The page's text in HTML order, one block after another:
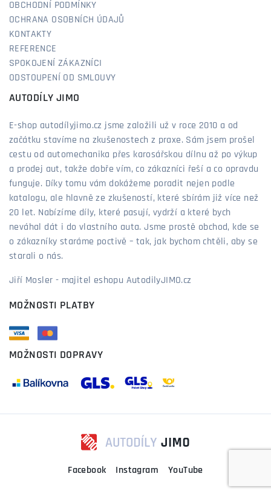
OBCHODNÍ PODMÍNKY
OCHRANA OSOBNÍCH ÚDAJŮ
KONTAKTY
REFERENCE
SPOKOJENÍ ZÁKAZNÍCI
ODSTOUPENÍ OD SMLOUVY
AUTODÍLY JIMO
E-shop autodílyjimo.cz jsme založili už v roce 2010 a od
začátku stavíme na zkušenostech z praxe. Sám jsem prošel
cestu od automechanika přes karosářskou dílnu až po výkup
a prodej aut, takže dobře vím, co zákazníci řeší a co opravdu
funguje. Díky tomu vám dokážeme poradit nejen podle
katalogu, ale hlavně ze zkušeností, které sbírám již více než
20 let. Nabízíme díly, které pasují, vydrží a které bych
neváhal dát i do vlastního auta. Jsme prostě obchod, kde se
o zákazníky staráme poctivě – tak, jak bychom chtěli, aby se
starali o nás.
Jiří Mosler - majitel eshopu AutodilyJIMO.cz
MOŽNOSTI PLATBY
MOŽNOSTI DOPRAVY
Facebook Instagram YouTube